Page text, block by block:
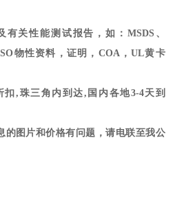
有关性能测试报告，如： MSDS 、
物性资料，证明， COA，UL黄卡
扣, 珠三角内到达, 国内各地3-4天到
的图片和价格有问题，请电联至我公